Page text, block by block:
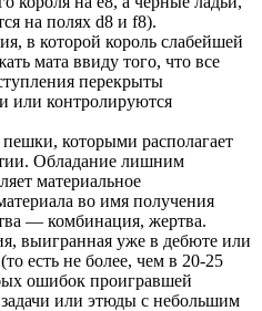
на полях d8 и f8).
в которой король слабейшей
мата ввиду того, что все
перекрыты
или контролируются
которыми располагает
Обладание лишним
материальное
во имя получения
— комбинация, жертва.
выигранная уже в дебюте или
есть не более, чем в 20-25
ошибок проигравшей
или этюды с небольшим